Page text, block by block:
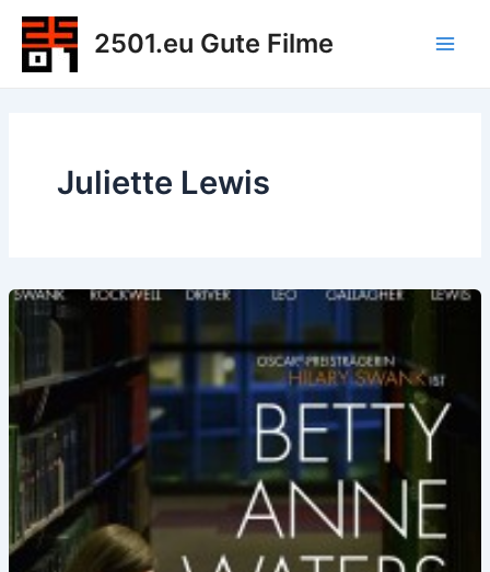
Zum
Inhalt
springen
2501.eu Gute Filme
Juliette Lewis